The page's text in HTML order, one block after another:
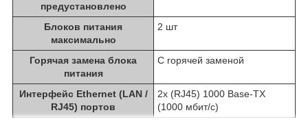
предустановлено
Блоков питания
максимально
2 шт
Горячая замена блока
питания
С горячей заменой
Интерфейс Ethernet (LAN /
RJ45) портов
2x (RJ45) 1000 Base-TX
(1000 мбит/с)